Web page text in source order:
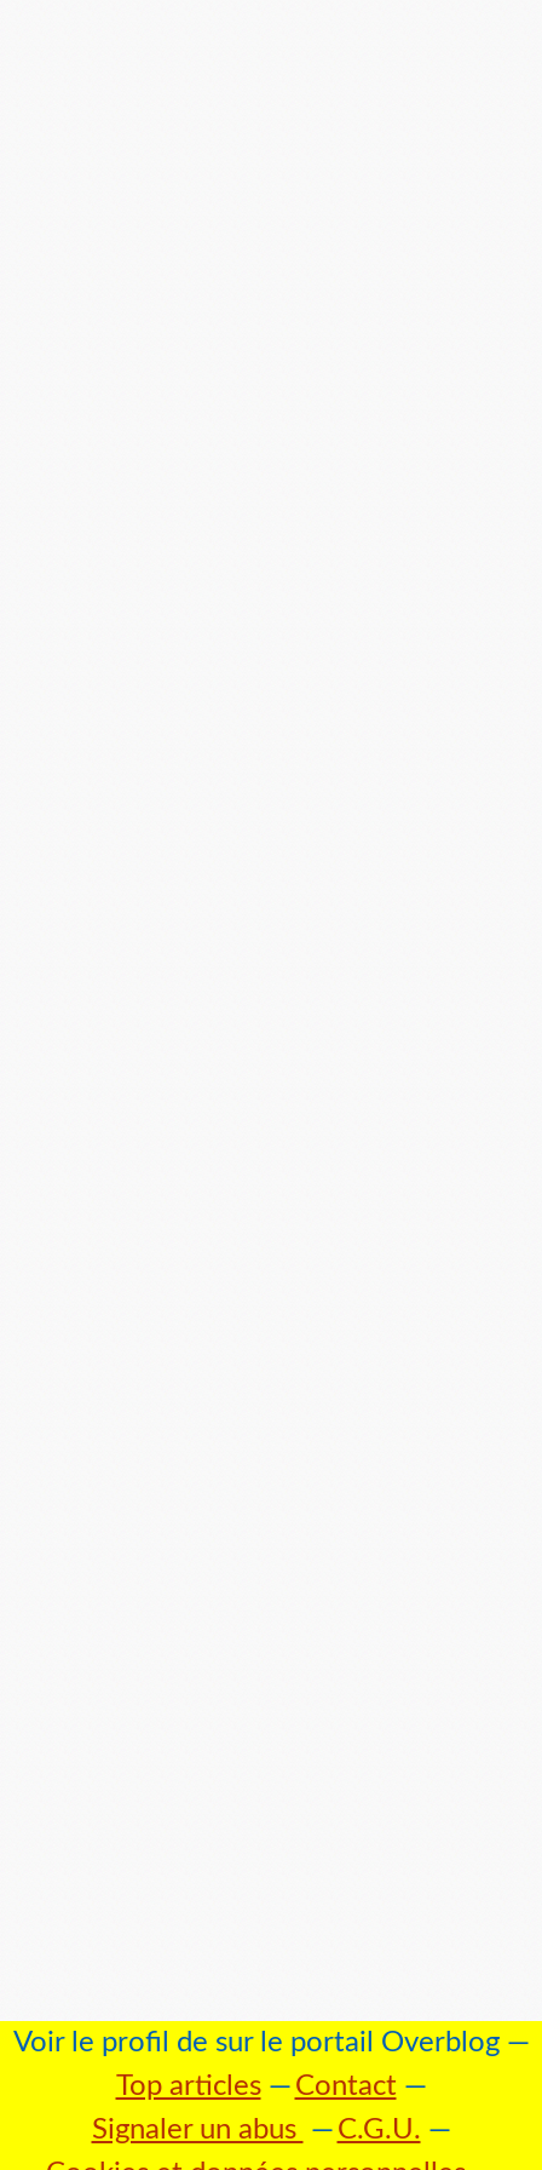
Voir le profil de sur le portail Overblog
Top articles
Contact
Signaler un abus
C.G.U.